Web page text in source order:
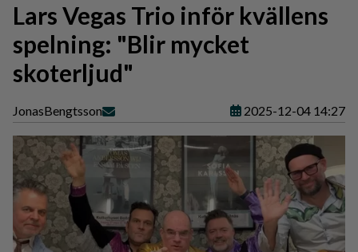
Lars Vegas Trio inför kvällens
spelning: "Blir mycket
skoterljud"
JonasBengtsson 2025-12-04 14:27